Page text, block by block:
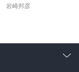
,金光英実
岩崎邦彦